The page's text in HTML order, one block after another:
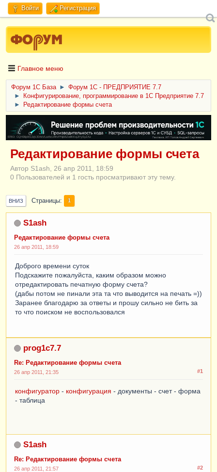
Войти Регистрация
Главное меню
Форум 1C База ►
Форум 1С - ПРЕДПРИЯТИЕ 7.7
►
Конфигурирование, программирование в 1С Предприятие 7.7
►
Редактирование формы счета
ERID: CQH36pWzJqVJD4xVLsnhcU4hVPNjkBZe8KKxjJiYySyZAz
Редактирование формы счета
Автор S1ash, 26 апр 2011, 18:59
0 Пользователей и 1 гость просматривают эту тему.
ВНИЗ Страницы 1
S1ash
Редактирование формы счета
26 апр 2011, 18:59
Доброго времени суток
Подскажите пожалуйста, каким образом можно
отредактировать печатную форму счета?
(дабы потом не пинали эта та что выводится на печать =))
Заранее благодарю за ответы и прошу сильно не бить за
то что поиском не воспользовался
prog1c7.7
Re: Редактирование формы счета
#1
26 апр 2011, 21:35
конфигуратор - конфигурация - документы - счет - форма
- таблица
S1ash
Re: Редактирование формы счета
#2
26 апр 2011, 21:57